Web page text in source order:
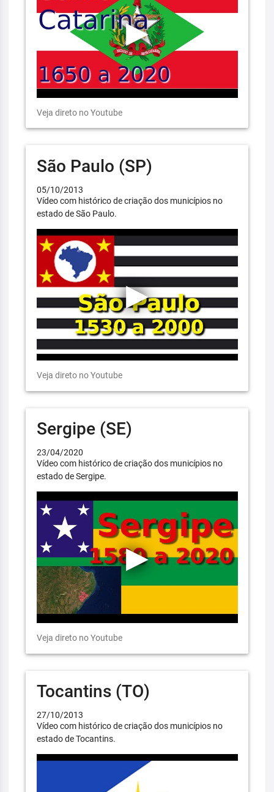
Veja direto no Youtube
São Paulo (SP)
05/10/2013
Vídeo com histórico de criação dos municípios no
estado de São Paulo.
Veja direto no Youtube
Sergipe (SE)
23/04/2020
Vídeo com histórico de criação dos municípios no
estado de Sergipe.
Veja direto no Youtube
Tocantins (TO)
27/10/2013
Vídeo com histórico de criação dos municípios no
estado de Tocantins.